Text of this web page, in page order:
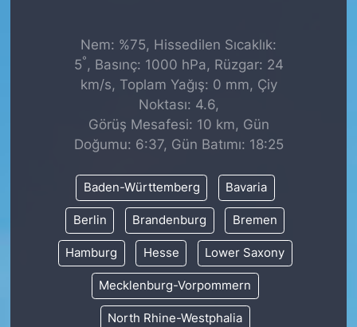
Nem: %75, Hissedilen Sıcaklık:
5° , Basınç: 1000 hPa, Rüzgar: 24
km/s, Toplam Yağış: 0 mm, Çiy
Noktası: 4.6,
Görüş Mesafesi: 10 km, Gün
Doğumu: 6:37, Gün Batımı: 18:25
Baden-Württemberg Bavaria
Berlin Brandenburg Bremen
Hamburg Hesse Lower Saxony
Mecklenburg-Vorpommern
North Rhine-Westphalia